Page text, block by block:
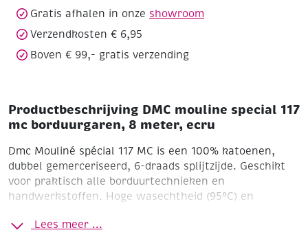
aantal
Gratis afhalen in onze showroom
Verzendkosten € 6,95
Boven € 99,- gratis verzending
Productbeschrijving DMC mouline special 117
mc borduurgaren, 8 meter, ecru
Dmc Mouliné spécial 117 MC is een 100% katoenen,
dubbel gemerceriseerd, 6-draads splijtzijde. Geschikt
voor praktisch alle borduurtechnieken en
handwerkstoffen. Hoge wasechtheid (95°C) en
Lees meer ...